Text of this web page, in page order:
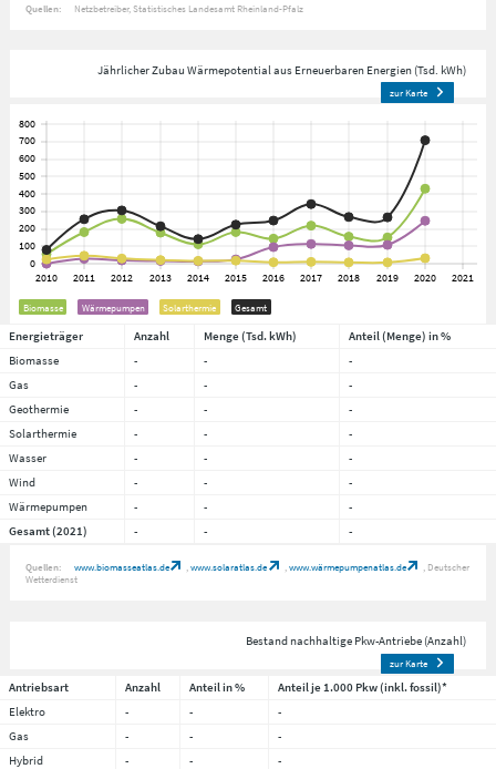
Quellen: Netzbetreiber Statistisches Landesamt Rheinland-Pfalz
Jährlicher Zubau Wärmepotential aus Erneuerbaren Energien (Tsd. kWh)
zur Karte
Biomasse Wärmepumpen Solarthermie Gesamt
Energieträger Anzahl Menge (Tsd. kWh)
Anteil (Menge) in %
Biomasse
- -
-
Gas
- -
-
Geothermie
- -
-
Solarthermie
- -
-
Wasser
- -
-
Wind
- -
-
Wärmepumpen
- -
-
Gesamt (2021)
- - -
Quellen: www.biomasseatlas.de www.solaratlas.de www.wärmepumpenatlas.de
Deutscher
Wetterdienst
Bestand nachhaltige Pkw-Antriebe (Anzahl)
zur Karte
Antriebsart Anzahl Anteil in %
Anteil je 1.000 Pkw (inkl. fossil)*
Elektro
- -
-
Gas
- -
-
Hybrid
- -
-